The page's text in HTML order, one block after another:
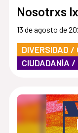
Nosotrxs
13 de agosto de
DIVERSIDAD /
CIUDADANÍA /